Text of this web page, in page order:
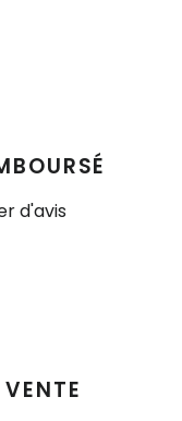
d'avis